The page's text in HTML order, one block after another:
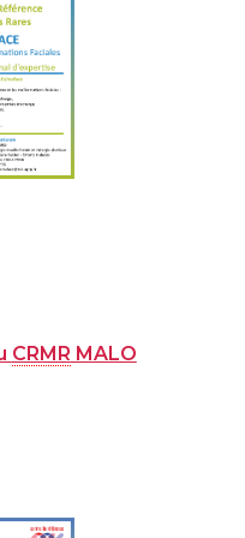
CRMR MALO